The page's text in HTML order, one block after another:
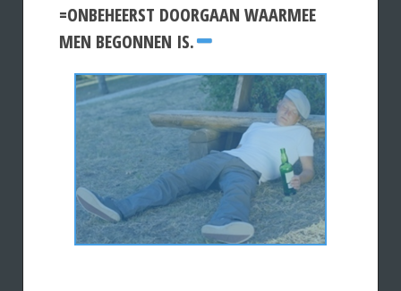
=ONBEHEERST DOORGAAN WAARMEE
MEN BEGONNEN IS.